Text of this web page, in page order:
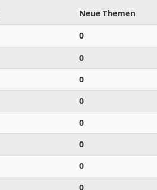
Neue Themen
0
0
0
0
0
0
0
0